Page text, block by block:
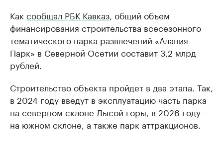
Как сообщал РБК Кавказ, общий объем
финансирования строительства всесезонного
тематического парка развлечений «Алания
Парк» в Северной Осетии составит 3,2 млрд
рублей.
Строительство объекта пройдет в два этапа. Так,
в 2024 году введут в эксплуатацию часть парка
на северном склоне Лысой горы, в 2026 году —
на южном склоне, а также парк аттракционов.